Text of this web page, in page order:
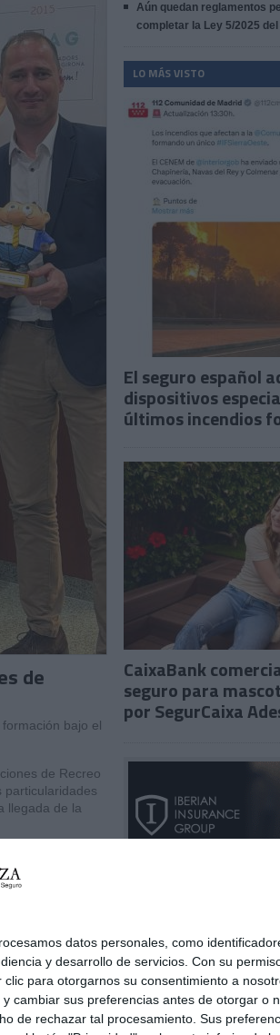
datos personales, como
y desarrollo de servicios. Con su
para otorgarnos su consentimiento a
sus preferencias antes de otorgar o
de rechazar tal procesamiento. Sus
de
bajo el
de Recreo
particularidades
llegada de la
coberturas
para los
de las
Aún quedan reglamentos
completar la Ley 5/2025
LO MÁS VISTO
El seguro español
dispositivos
últimos incendios
CaixaBank
seguro para
por SegurCaixa